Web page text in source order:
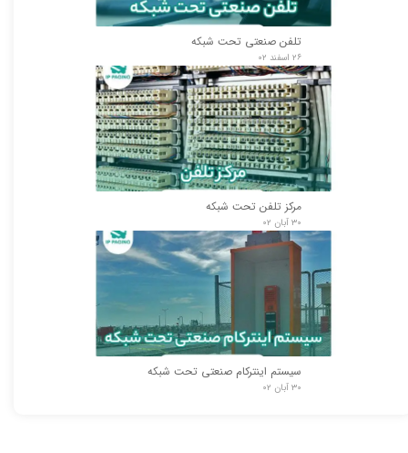
تلفن صنعتی تحت شبکه
۲۶ اسفند ۰۲
مرکز تلفن تحت شبکه
۳۰ آبان ۰۲
سیستم اینترکام صنعتی تحت شبکه
۳۰ آبان ۰۲